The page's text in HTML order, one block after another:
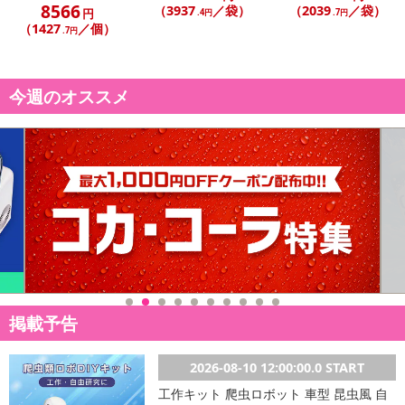
8566円
（1427.7円／個）
（3937.4円／袋） （2039.7円／袋）
今週のオススメ
掲載予告
2026-08-10 12:00:00.0 START
工作キット 爬虫ロボット 車型 昆虫風 自